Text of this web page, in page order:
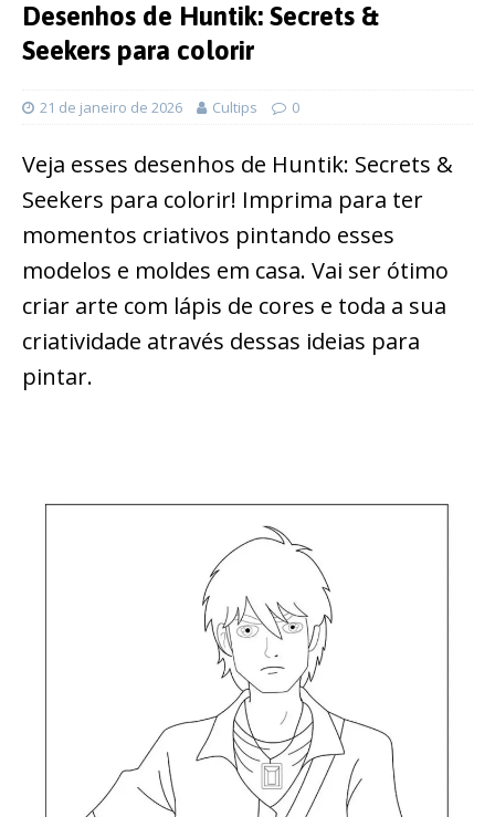
Desenhos de Huntik: Secrets &
Seekers para colorir
21 de janeiro de 2026 Cultips 0
Veja esses desenhos de Huntik: Secrets &
Seekers para colorir! Imprima para ter
momentos criativos pintando esses
modelos e moldes em casa. Vai ser ótimo
criar arte com lápis de cores e toda a sua
criatividade através dessas ideias para
pintar.